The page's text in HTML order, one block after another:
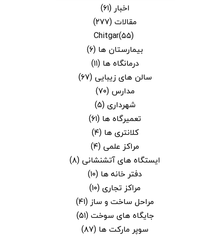
اخبار(۶۱)
مقالات(۲۷۷)
Chitgar(۵۵)
بیمارستان ها (۶)
درمانگاه ها (۱۱)
سالن های زیبایی (۶۷)
مدارس (۷۰)
شهرداری(۵)
تعمیرگاه ها (۶۱)
کلانتری ها (۴)
مراکز علمی (۴)
ایستگاه های آتشنشانی (۸)
دفتر خانه ها (۱۰)
مراکز تجاری(۱۰)
مراحل ساخت و ساز(۴۱)
جایگاه های سوخت(۵۱)
سوپر مارکت ها (۸۷)